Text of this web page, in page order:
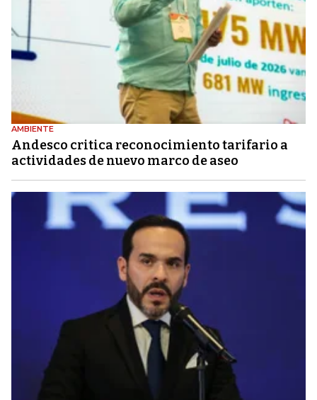
AMBIENTE
Andesco critica reconocimiento tarifario a
actividades de nuevo marco de aseo